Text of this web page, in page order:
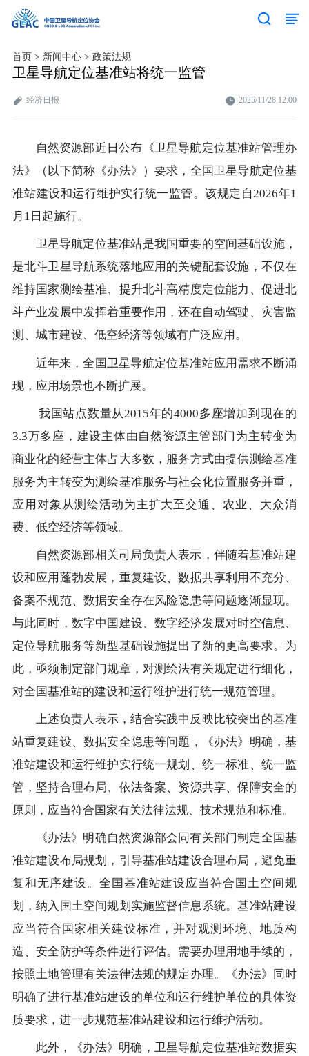
首页 > 新闻中心> 政策法规
卫星导航定位基准站将统一监管
经济日报 2025/11/28 12:00
自然资源部近日公布《卫星导航定位基准站管理办
法》（以下简称《办法》）要求，全国卫星导航定位基
准站建设和运行维护实行统一监管。该规定自2026年1
月1日起施行。
卫星导航定位基准站是我国重要的空间基础设施，
是北斗卫星导航系统落地应用的关键配套设施，不仅在
维持国家测绘基准、提升北斗高精度定位能力、促进北
斗产业发展中发挥着重要作用，还在自动驾驶、灾害监
测、城市建设、低空经济等领域有广泛应用。
近年来，全国卫星导航定位基准站应用需求不断涌
现，应用场景也不断扩展。
我国站点数量从2015年的4000多座增加到现在的
3.3万多座，建设主体由自然资源主管部门为主转变为
商业化的经营主体占大多数，服务方式由提供测绘基准
服务为主转变为测绘基准服务与社会化位置服务并重，
应用对象从测绘活动为主扩大至交通、农业、大众消
费、低空经济等领域。
自然资源部相关司局负责人表示，伴随着基准站建
设和应用蓬勃发展，重复建设、数据共享利用不充分、
备案不规范、数据安全存在风险隐患等问题逐渐显现。
与此同时，数字中国建设、数字经济发展对时空信息、
定位导航服务等新型基础设施提出了新的更高要求。为
此，亟须制定部门规章，对测绘法有关规定进行细化，
对全国基准站的建设和运行维护进行统一规范管理。
上述负责人表示，结合实践中反映比较突出的基准
站重复建设、数据安全隐患等问题，《办法》明确，基
准站建设和运行维护实行统一规划、统一标准、统一监
管，坚持合理布局、依法备案、资源共享、保障安全的
原则，应当符合国家有关法律法规、技术规范和标准。
《办法》明确自然资源部会同有关部门制定全国基
准站建设布局规划，引导基准站建设合理布局，避免重
复和无序建设。全国基准站建设应当符合国土空间规
划，纳入国土空间规划实施监督信息系统。基准站建设
应当符合国家相关建设标准，并对观测环境、地质构
造、安全防护等条件进行评估。需要办理用地手续的，
按照土地管理有关法律法规的规定办理。《办法》同时
明确了进行基准站建设的单位和运行维护单位的具体资
质要求，进一步规范基准站建设和运行维护活动。
此外，《办法》明确，卫星导航定位基准站数据实